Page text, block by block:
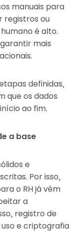
manuais para
registros ou
é alto.
mais
definidas,
que os dados
ao fim.
a base
e
Por isso,
o RH já vêm
a
registro de
e criptografia